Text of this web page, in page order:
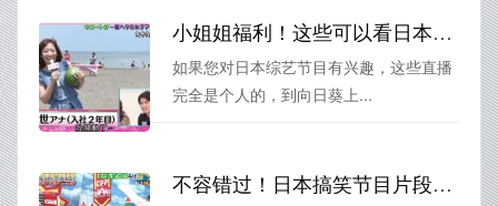
小姐姐福利！这些可以看日本综艺节目的app带你欣赏最火辣节目
如果您对日本综艺节目有兴趣，这些直播
完全是个人的，到向日葵上...
不容错过！日本搞笑节目片段中最经典的几个瞬间